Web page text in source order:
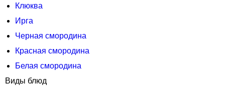
Клюква
Ирга
Черная смородина
Красная смородина
Белая смородина
Виды блюд